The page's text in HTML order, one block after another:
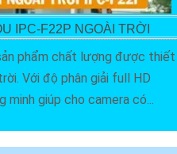
IPC-F22P NGOÀI TRỜI
phẩm chất lượng được thiết
Với độ phân giải full HD
giúp cho camera có...